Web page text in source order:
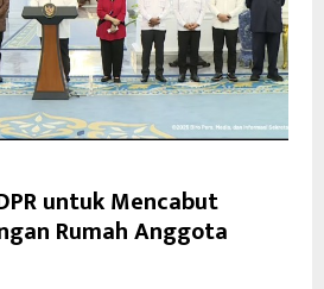
untuk Mencabut
Rumah Anggota